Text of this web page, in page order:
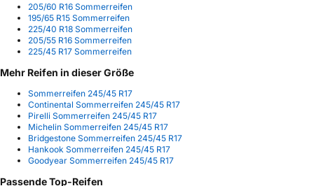
205/60 R16 Sommerreifen
195/65 R15 Sommerreifen
225/40 R18 Sommerreifen
205/55 R16 Sommerreifen
225/45 R17 Sommerreifen
Mehr Reifen in dieser Größe
Sommerreifen 245/45 R17
Continental Sommerreifen 245/45 R17
Pirelli Sommerreifen 245/45 R17
Michelin Sommerreifen 245/45 R17
Bridgestone Sommerreifen 245/45 R17
Hankook Sommerreifen 245/45 R17
Goodyear Sommerreifen 245/45 R17
Passende Top-Reifen